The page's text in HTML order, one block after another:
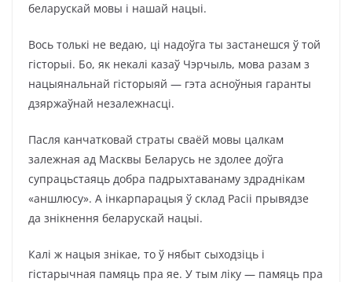
беларускай мовы і нашай нацыі.
Вось толькі не ведаю, ці надоўга ты застанешся ў той
гісторыі. Бо, як некалі казаў Чэрчыль, мова разам з
нацыянальнай гісторыяй — гэта асноўныя гаранты
дзяржаўнай незалежнасці.
Пасля канчатковай страты сваёй мовы цалкам
залежная ад Масквы Беларусь не здолее доўга
супрацьстаяць добра падрыхтаванаму здраднікам
«аншлюсу». А інкарпарацыя ў склад Расіі прывядзе
да знікнення беларускай нацыі.
Калі ж нацыя знікае, то ў нябыт сыходзіць і
гістарычная памяць пра яе. У тым ліку — памяць пра